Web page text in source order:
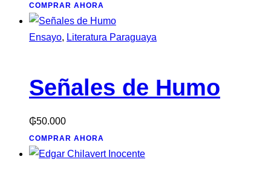
COMPRAR AHORA
Ensayo, Literatura Paraguaya
Señales de Humo
₲50.000
COMPRAR AHORA